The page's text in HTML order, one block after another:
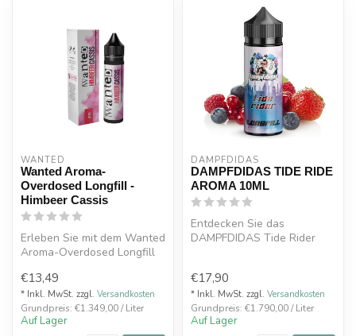
WANTED
Wanted Aroma-
Overdosed Longfill -
Himbeer Cassis
Erleben Sie mit dem Wanted
Aroma-Overdosed Longfill
explos...
€13,49
* Inkl. MwSt. zzgl. Versandkosten
Grundpreis: €1.349,00 / Liter
Auf Lager
DAMPFDIDAS
DAMPFDIDAS TIDE RIDE
AROMA 10ML
Entdecken Sie das
DAMPFDIDAS Tide Rider
€17,90
* Inkl. MwSt. zzgl. Versandkosten
Grundpreis: €1.790,00 / Liter
Auf Lager